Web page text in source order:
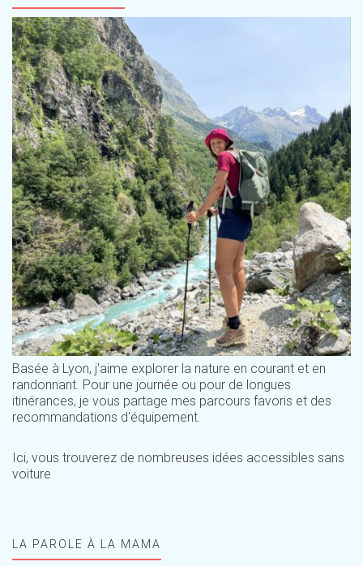
Basée à Lyon, j'aime explorer la nature en courant et en
randonnant. Pour une journée ou pour de longues
itinérances, je vous partage mes parcours favoris et des
recommandations d'équipement.
Ici, vous trouverez de nombreuses idées accessibles sans
voiture
LA PAROLE À LA MAMA